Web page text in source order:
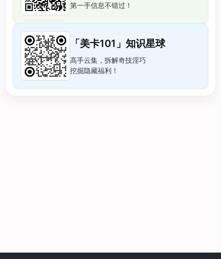
第一手信息不错过！
「美卡101」知识星球
高手云集，拆解奇技淫巧
挖掘隐藏福利！